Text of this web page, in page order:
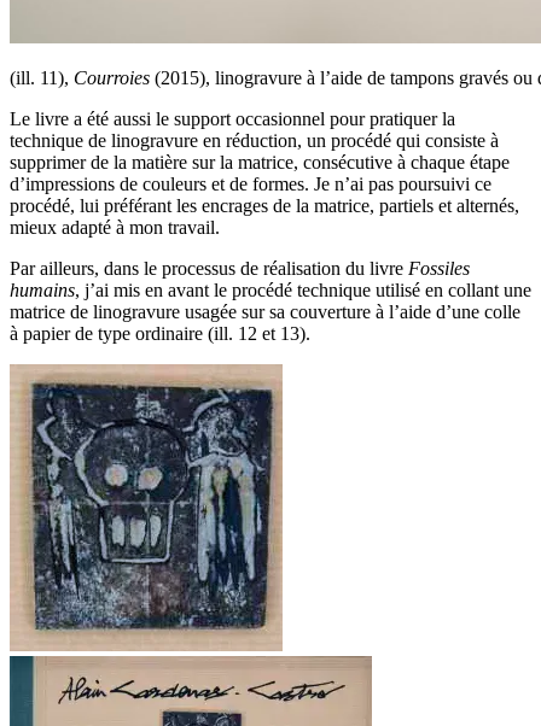
(ill. 11), Courroies (2015), linogravure à l’aide de tampons gravés
Le livre a été aussi le support occasionnel pour pratiquer la
technique de linogravure en réduction, un procédé qui consiste à
supprimer de la matière sur la matrice, consécutive à chaque étape
d’impressions de couleurs et de formes. Je n’ai pas poursuivi ce
procédé, lui préférant les encrages de la matrice, partiels et alternés,
mieux adapté à mon travail.
Par ailleurs, dans le processus de réalisation du livre Fossiles
humains, j’ai mis en avant le procédé technique utilisé en collant une
matrice de linogravure usagée sur sa couverture à l’aide d’une colle
à papier de type ordinaire (ill. 12 et 13).